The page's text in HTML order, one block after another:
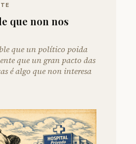
que non nos
que un político poida
que un gran pacto das
é algo que non interesa